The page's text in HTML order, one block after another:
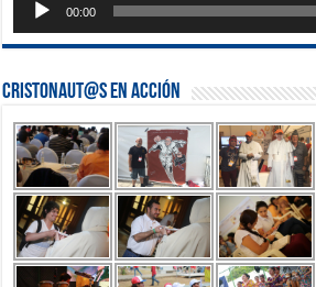
00:00
Cristonaut@s en Acción